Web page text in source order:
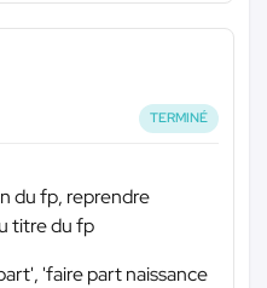
TERMINÉ
du fp, reprendre
titre du fp
'faire part naissance